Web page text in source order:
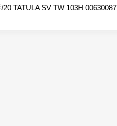
20 TATULA SV TW 103H 00630087